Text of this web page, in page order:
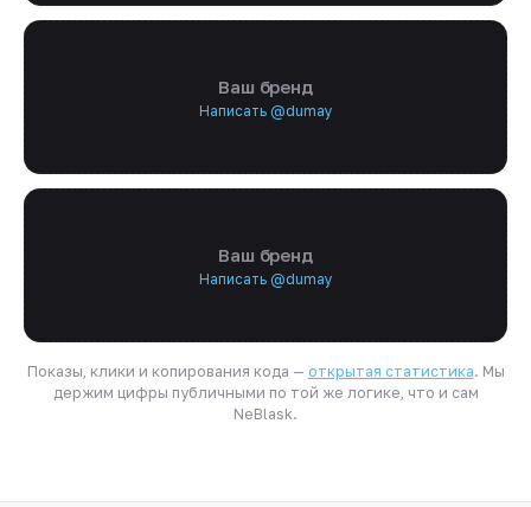
Ваш бренд
Написать @dumay
Ваш бренд
Написать @dumay
Показы, клики и копирования кода — открытая статистика. Мы
держим цифры публичными по той же логике, что и сам
NeBlask.